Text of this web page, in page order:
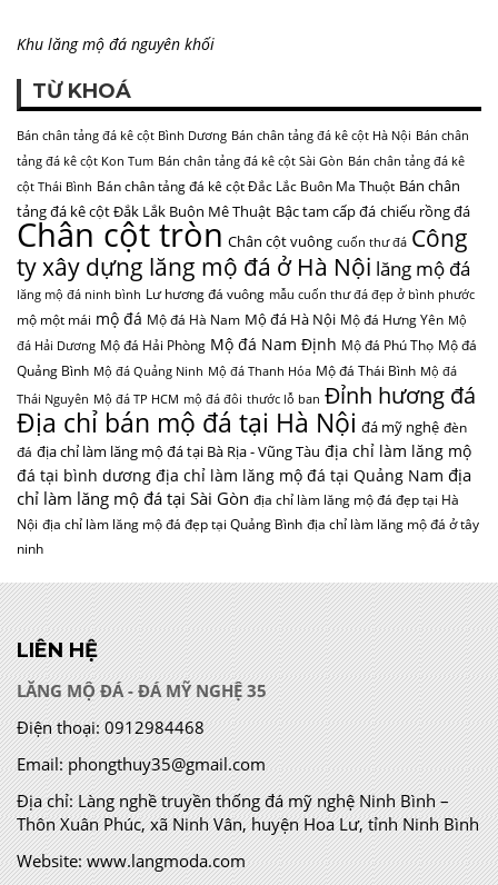
Khu lăng mộ đá nguyên khối
TỪ KHOÁ
Bán chân tảng đá kê cột Bình Dương Bán chân tảng đá kê cột Hà Nội Bán chân
tảng đá kê cột Kon Tum Bán chân tảng đá kê cột Sài Gòn Bán chân tảng đá kê
cột Thái Bình Bán chân tảng đá kê cột Đắc Lắc Buôn Ma Thuột Bán chân
tảng đá kê cột Đắk Lắk Buôn Mê Thuật Bậc tam cấp đá chiếu rồng đá
Chân cột tròn Chân cột vuông cuốn thư đá Công
ty xây dựng lăng mộ đá ở Hà Nội lăng mộ đá
lăng mộ đá ninh bình Lư hương đá vuông mẫu cuốn thư đá đẹp ở bình phước
mộ một mái mộ đá Mộ đá Hà Nam Mộ đá Hà Nội Mộ đá Hưng Yên Mộ
đá Hải Dương Mộ đá Hải Phòng Mộ đá Nam Định Mộ đá Phú Thọ Mộ đá
Quảng Bình Mộ đá Quảng Ninh Mộ đá Thanh Hóa Mộ đá Thái Bình Mộ đá
Thái Nguyên Mộ đá TP HCM mộ đá đôi thước lỗ ban Đỉnh hương đá
Địa chỉ bán mộ đá tại Hà Nội đá mỹ nghệ đèn
đá địa chỉ làm lăng mộ đá tại Bà Rịa - Vũng Tàu địa chỉ làm lăng mộ
đá tại bình dương địa chỉ làm lăng mộ đá tại Quảng Nam địa
chỉ làm lăng mộ đá tại Sài Gòn địa chỉ làm lăng mộ đá đẹp tại Hà
Nội địa chỉ làm lăng mộ đá đẹp tại Quảng Bình địa chỉ làm lăng mộ đá ở tây
ninh
LIÊN HỆ
LĂNG MỘ ĐÁ - ĐÁ MỸ NGHỆ 35
Điện thoại: 0912984468
Email: phongthuy35@gmail.com
Địa chỉ:Làng nghề truyền thống đá mỹ nghệ Ninh Bình –
Thôn Xuân Phúc, xã Ninh Vân, huyện Hoa Lư, tỉnh Ninh Bình
Website: www.langmoda.com